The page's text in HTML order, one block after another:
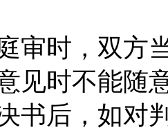
时，双方当
见时不能随
书后，如对